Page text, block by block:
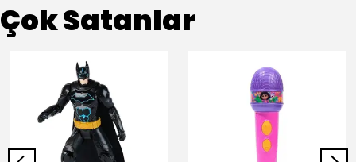
Çok Satanlar